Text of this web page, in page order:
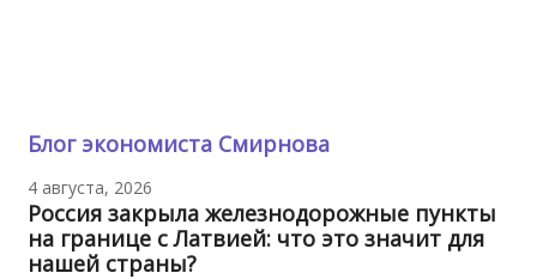
Блог экономиста Смирнова
4 августа, 2026
Россия закрыла железнодорожные пункты
на границе с Латвией: что это значит для
нашей страны?